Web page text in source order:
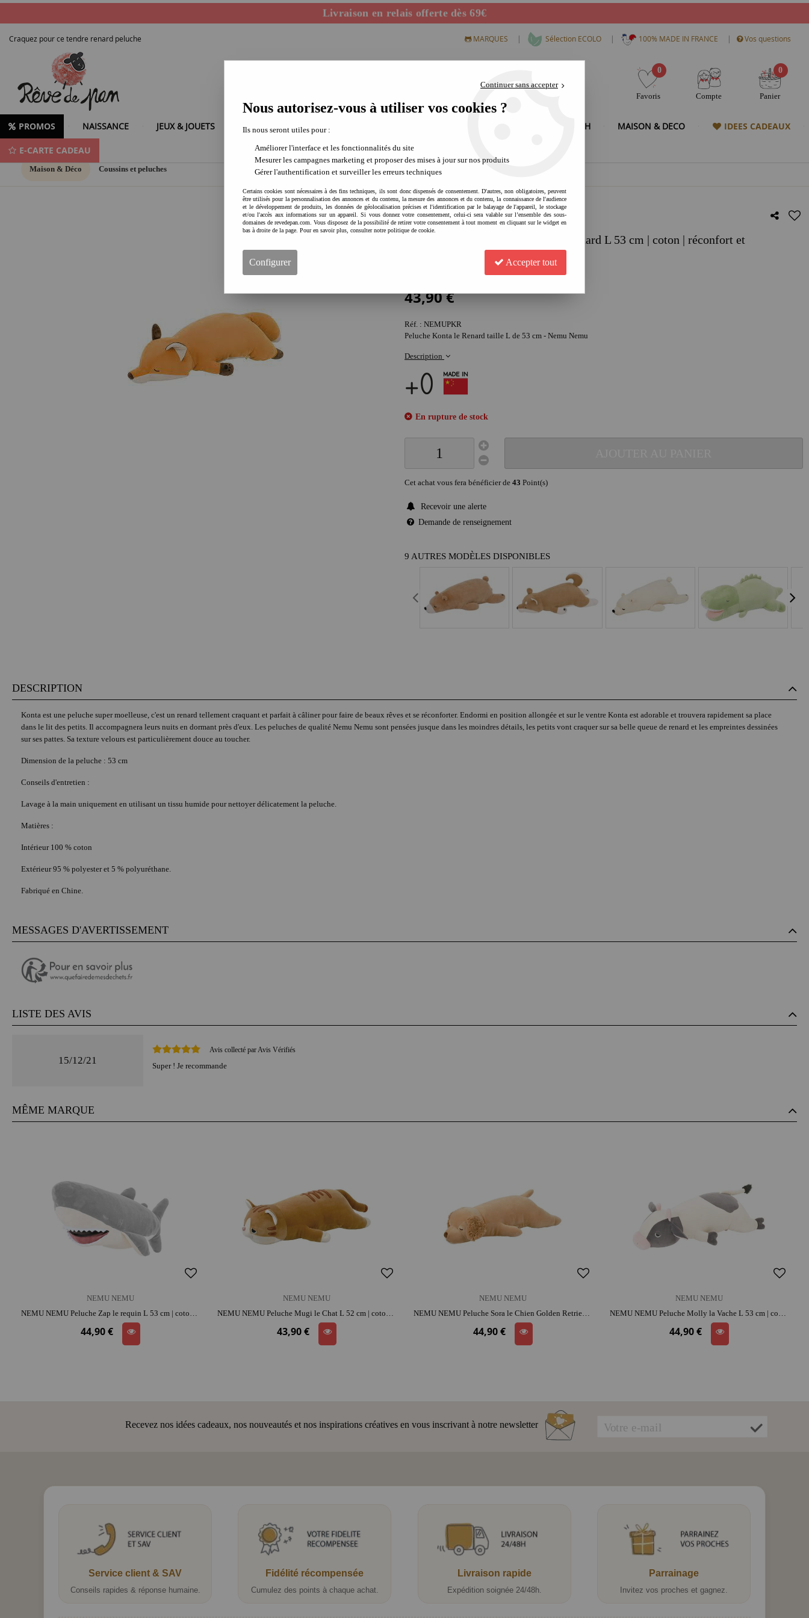
Livraison en relais offerte dès 69€
Craquez pour ce tendre renard peluche MARQUES | Sélection ECOLO | 100% MADE IN FRANCE | Vos questions
0
Favoris Compte
0
Panier
PROMOS NAISSANCE JEUX & JOUETS LOISIRS CREATIFS MODE & HIGH TECH MAISON & DECO IDEES CADEAUX
E-CARTE CADEAU
Maison & Déco Coussins et peluches
NEMU NEMU Peluche Konta le Renard L 53 cm | coton | réconfort et
attachement | histoires et jeu narratif
43,90€
Réf. : NEMUPKR
Peluche Konta le Renard taille L de 53 cm - Nemu Nemu
Description
En rupture de stock
Cet achat vous fera bénéficier de 43 Point(s)
Recevoir une alerte
Demande de renseignement
9 AUTRES MODÈLES DISPONIBLES
DESCRIPTION
Konta est une peluche super moelleuse, c'est un renard tellement craquant et parfait à câliner pour faire de beaux rêves et se réconforter. Endormi en position allongée et sur le ventre Konta est adorable et trouvera rapidement sa place
dans le lit des petits. Il accompagnera leurs nuits en dormant près d'eux. Les peluches de qualité Nemu Nemu sont pensées jusque dans les moindres détails, les petits vont craquer sur sa belle queue de renard et les empreintes dessinées
sur ses pattes. Sa texture velours est particulièrement douce au toucher.
Dimension de la peluche : 53 cm
Conseils d'entretien :
Lavage à la main uniquement en utilisant un tissu humide pour nettoyer délicatement la peluche.
Matières :
Intérieur 100 % coton
Extérieur 95 % polyester et 5 % polyuréthane.
Fabriqué en Chine.
MESSAGES D'AVERTISSEMENT
LISTE DES AVIS
15/12/21
Avis collecté par Avis Vérifiés
Super ! Je recommande
MÊME MARQUE
NEMU NEMU
44,90 €
NEMU NEMU
43,90 €
NEMU NEMU
44,90 €
NEMU NEMU
44,90 €
Recevez nos idées cadeaux, nos nouveautés et nos inspirations créatives en vous inscrivant à notre newsletter
Service client & SAV
Conseils rapides & réponse humaine.
Fidélité récompensée
Cumulez des points à chaque achat.
Livraison rapide
Expédition soignée 24/48h.
Parrainage
Invitez vos proches et gagnez.
Continuer sans accepter
Nous autorisez-vous à utiliser vos cookies ?
Ils nous seront utiles pour :
Améliorer l'interface et les fonctionnalités du site
Mesurer les campagnes marketing et proposer des mises à jour sur nos produits
Gérer l'authentification et surveiller les erreurs techniques
Certains cookies sont nécessaires à des fins techniques, ils sont donc dispensés de consentement. D'autres, non obligatoires, peuvent
être utilisés pour la personnalisation des annonces et du contenu, la mesure des annonces et du contenu, la connaissance de l'audience
et le développement de produits, les données de géolocalisation précises et l'identification par le balayage de l'appareil, le stockage
et/ou l'accès aux informations sur un appareil. Si vous donnez votre consentement, celui-ci sera valable sur l’ensemble des sous-
domaines de revedepan.com. Vous disposez de la possibilité de retirer votre consentement à tout moment en cliquant sur le widget en
bas à droite de la page. Pour en savoir plus, consulter notre politique de cookie.
Configurer Accepter tout